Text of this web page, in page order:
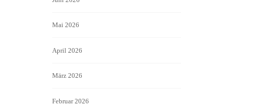
Mai 2026
April 2026
März 2026
Februar 2026